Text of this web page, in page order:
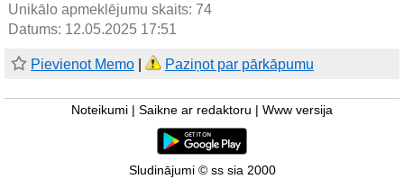
Unikālo apmeklējumu skaits: 74
Datums: 12.05.2025 17:51
Pievienot Memo Paziņot par pārkāpumu
Noteikumi Saikne ar redaktoru Www versija
Sludinājumi © ss sia 2000